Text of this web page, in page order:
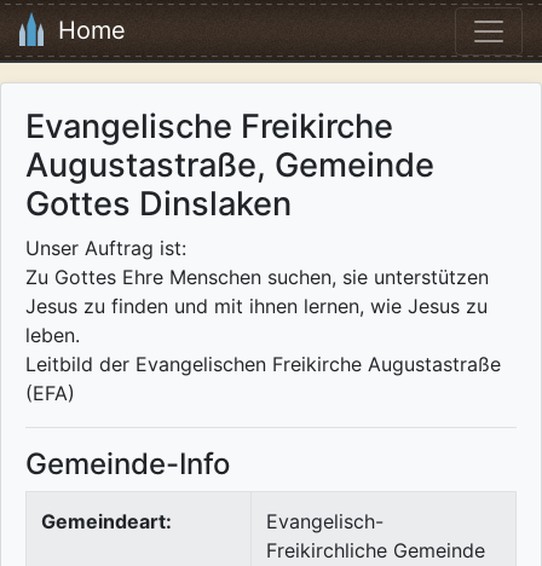
Home
Evangelische Freikirche
Augustastraße, Gemeinde
Gottes Dinslaken
Unser Auftrag ist:
Zu Gottes Ehre Menschen suchen, sie unterstützen
Jesus zu finden und mit ihnen lernen, wie Jesus zu
leben.
Leitbild der Evangelischen Freikirche Augustastraße
(EFA)
Gemeinde-Info
Gemeindeart:
Evangelisch-
Freikirchliche Gemeinde